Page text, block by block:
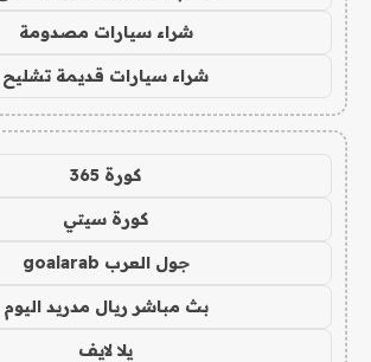
شراء سيارات مصدومة
شراء سيارات قديمة تشليح
كورة 365
كورة سيتي
جول العرب goalarab
بث مباشر ريال مدريد اليوم
يلا لايف